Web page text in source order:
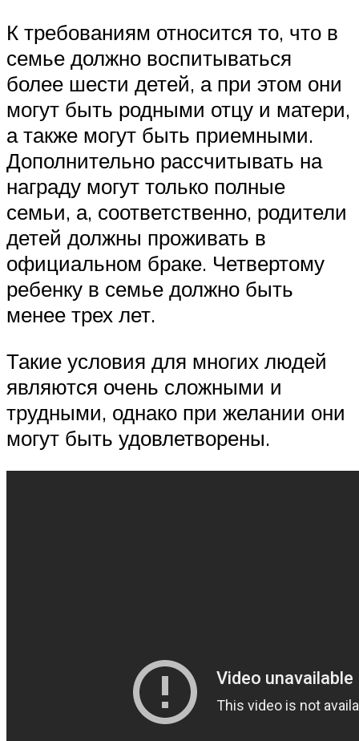
К требованиям относится то, что в
семье должно воспитываться
более шести детей, а при этом они
могут быть родными отцу и матери,
а также могут быть приемными.
Дополнительно рассчитывать на
награду могут только полные
семьи, а, соответственно, родители
детей должны проживать в
официальном браке. Четвертому
ребенку в семье должно быть
менее трех лет.
Такие условия для многих людей
являются очень сложными и
трудными, однако при желании они
могут быть удовлетворены.